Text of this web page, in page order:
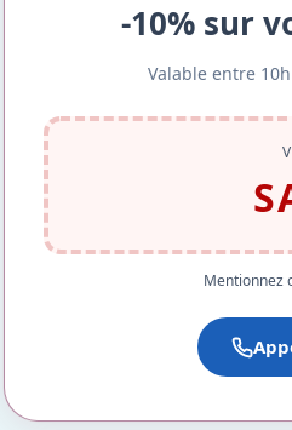
-10% sur
Valable entre
Mentionnez